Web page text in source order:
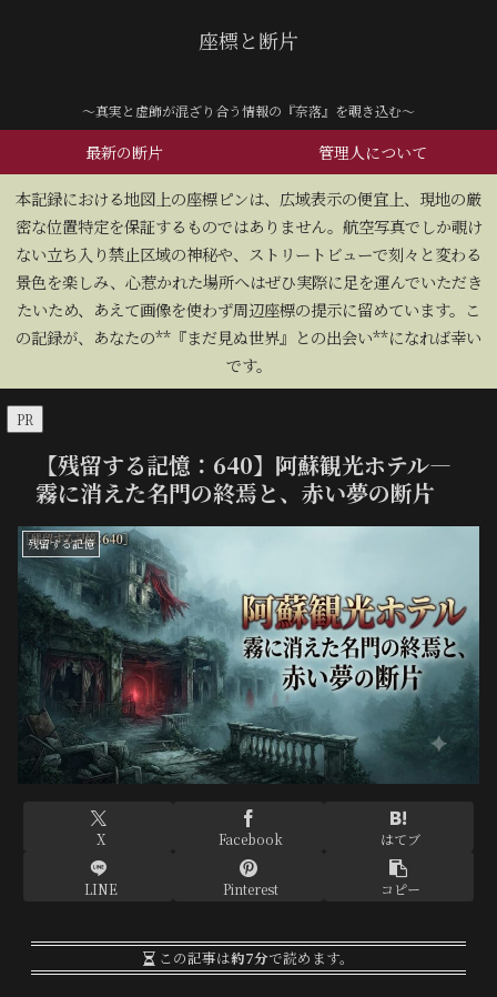
座標と断片
～真実と虚飾が混ざり合う情報の『奈落』を覗き込む～
最新の断片 管理人について
​本記録における地図上の座標ピンは、広域表示の便宜上、現地の厳
密な位置特定を保証するものではありません。航空写真でしか覗け
ない立ち入り禁止区域の神秘や、ストリートビューで刻々と変わる
景色を楽しみ、心惹かれた場所へはぜひ実際に足を運んでいただき
たいため、あえて画像を使わず周辺座標の提示に留めています。こ
の記録が、あなたの**『まだ見ぬ世界』との出会い**になれば幸い
です。
PR
【残留する記憶：640】阿蘇観光ホテル―
霧に消えた名門の終焉と、赤い夢の断片
残留する記憶
X Facebook はてブ
LINE Pinterest コピー
この記事は約7分で読めます。